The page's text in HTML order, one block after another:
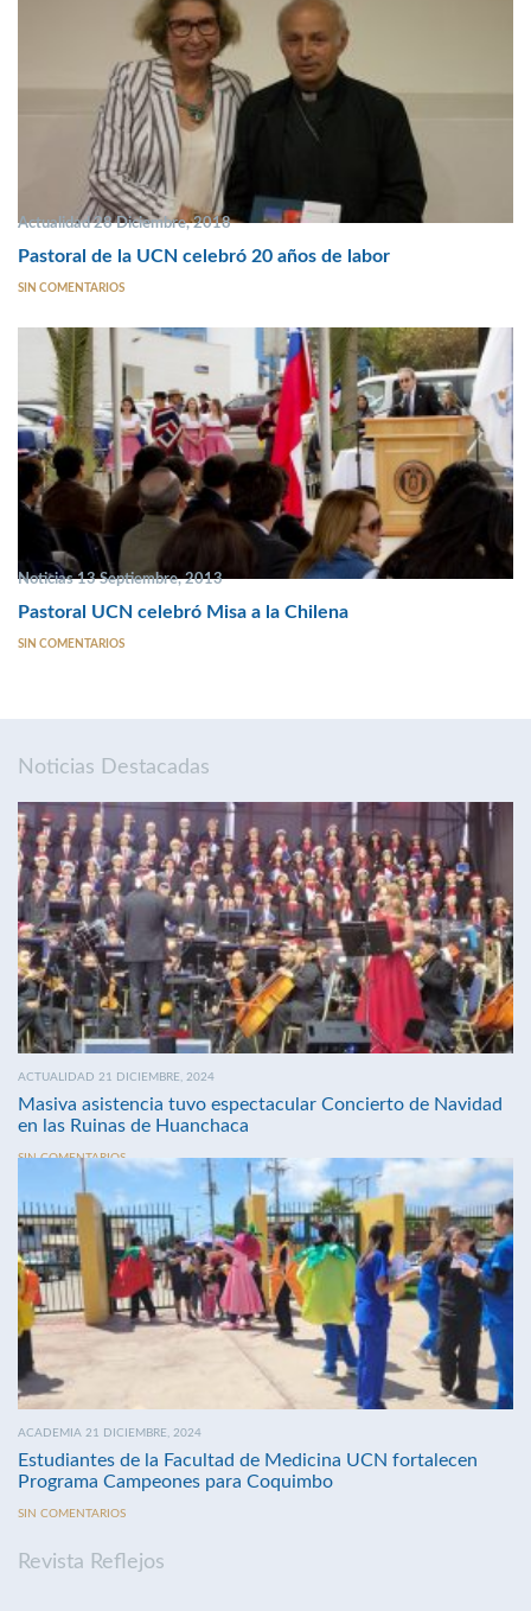
Actualidad 28 Diciembre, 2018
Pastoral de la UCN celebró 20 años de labor
SIN COMENTARIOS
Noticias 13 Septiembre, 2013
Pastoral UCN celebró Misa a la Chilena
SIN COMENTARIOS
Noticias Destacadas
ACTUALIDAD 21 DICIEMBRE, 2024
Masiva asistencia tuvo espectacular Concierto de Navidad
en las Ruinas de Huanchaca
SIN COMENTARIOS
ACADEMIA 21 DICIEMBRE, 2024
Estudiantes de la Facultad de Medicina UCN fortalecen
Programa Campeones para Coquimbo
SIN COMENTARIOS
Revista Reflejos